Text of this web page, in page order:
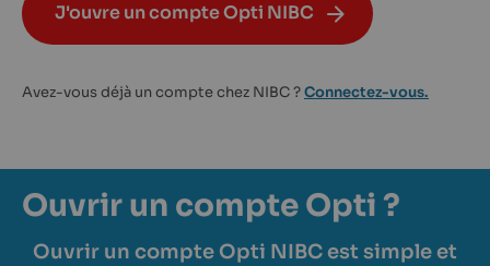
J'ouvre un compte Opti NIBC
Avez-vous déjà un compte chez NIBC ?Connectez-vous.
Ouvrir un compte Opti ?
Ouvrir un compte Opti NIBC est simple et